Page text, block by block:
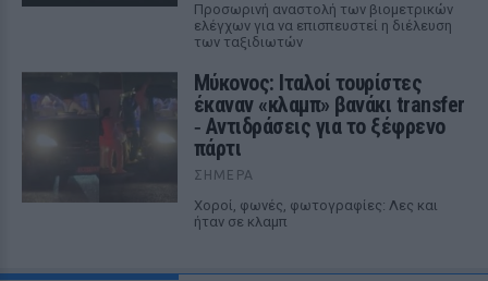
Προσωρινή αναστολή των βιομετρικών
ελέγχων για να επισπευστεί η διέλευση
των ταξιδιωτών
Μύκονος: Ιταλοί τουρίστες
έκαναν «κλαμπ» βανάκι transfer
‑ Αντιδράσεις για το ξέφρενο
πάρτι
ΣΉΜΕΡΑ
Χοροί, φωνές, φωτογραφίες: Λες και
ήταν σε κλαμπ